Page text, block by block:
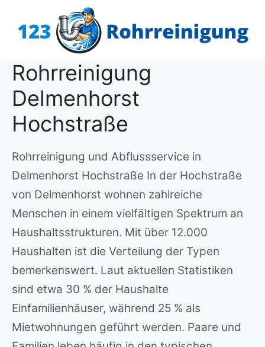
Inhalt
Rohrreinigung
Delmenhorst
Hochstraße
Rohrreinigung und Abflussservice in
Delmenhorst Hochstraße In der Hochstraße
von Delmenhorst wohnen zahlreiche
Menschen in einem vielfältigen Spektrum an
Haushaltsstrukturen. Mit über 12.000
Haushalten ist die Verteilung der Typen
bemerkenswert. Laut aktuellen Statistiken
sind etwa 30 % der Haushalte
Einfamilienhäuser, während 25 % als
Mietwohnungen geführt werden. Paare und